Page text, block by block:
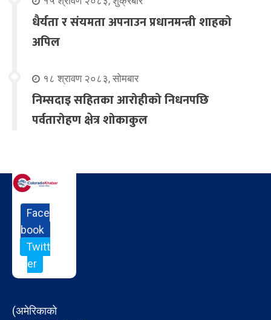
धैर्यता र संयमता अपनाउन प्रधानमन्त्री शाहको
अपिल
१८ श्रावण २०८३, सोमबार
निम्सदाइ सहितका आरोहीको निधनपछि
पर्वतारोहण क्षेत्र शोकाकुल
Face
book
Twitt
er
(अमेरिकाको